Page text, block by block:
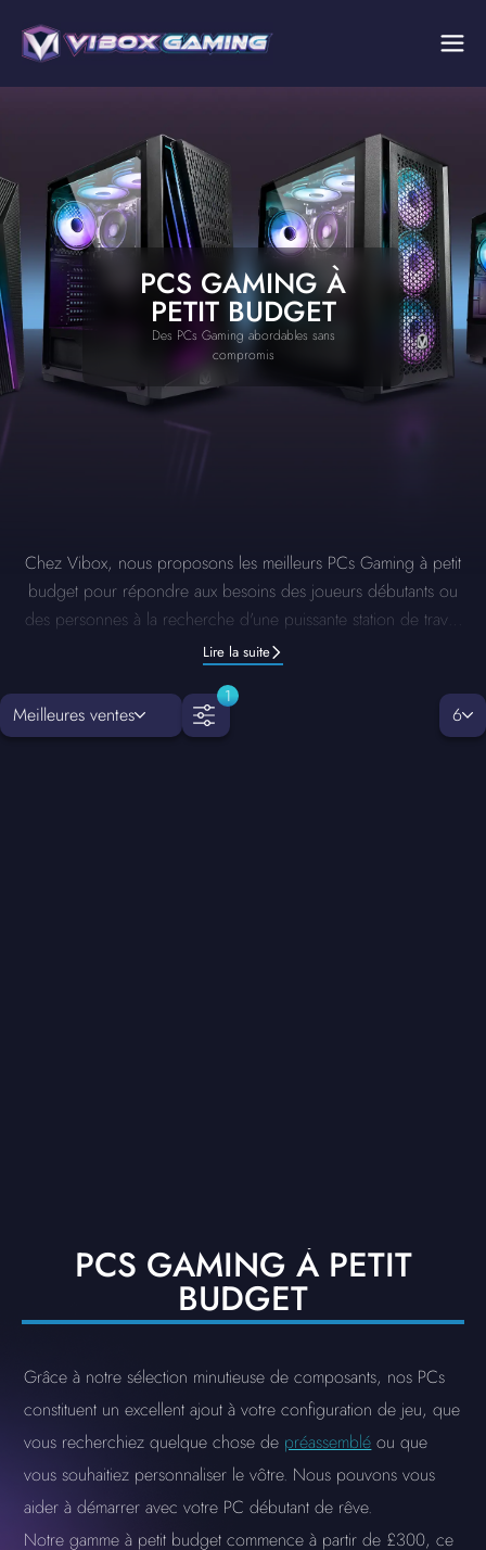
PCS GAMING À
PETIT BUDGET
Des PCs Gaming abordables sans
compromis
Chez Vibox, nous proposons les meilleurs PCs Gaming à petit
budget pour répondre aux besoins des joueurs débutants ou
des personnes à la recherche d'une puissante station de travail
à domicile sans compromis sur les performances.
Lire la suite
Meilleures ventes
1
6
PCS GAMING À PETIT
BUDGET
Grâce à notre sélection minutieuse de composants, nos PCs
constituent un excellent ajout à votre configuration de jeu, que
vous recherchiez quelque chose de préassemblé ou que
vous souhaitiez personnaliser le vôtre. Nous pouvons vous
aider à démarrer avec votre PC débutant de rêve.
Notre gamme à petit budget commence à partir de £300, ce